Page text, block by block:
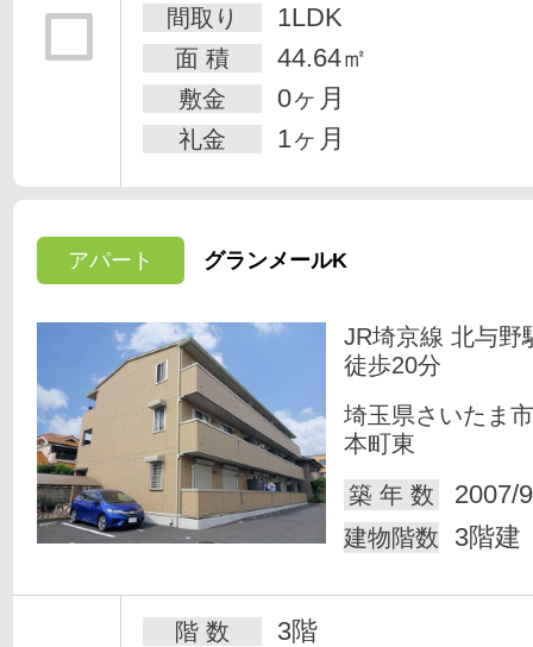
間取り
1LDK
面 積 44.64㎡
敷金 0ヶ月
礼金 1ヶ月
アパート グランメールK
JR埼京線 北与野
徒歩20分
埼玉県さいたま
本町東
築 年 数
2007/
建物階数 3階建
階 数 3階